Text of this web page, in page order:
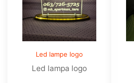
Led lampe logo
Led lampa logo